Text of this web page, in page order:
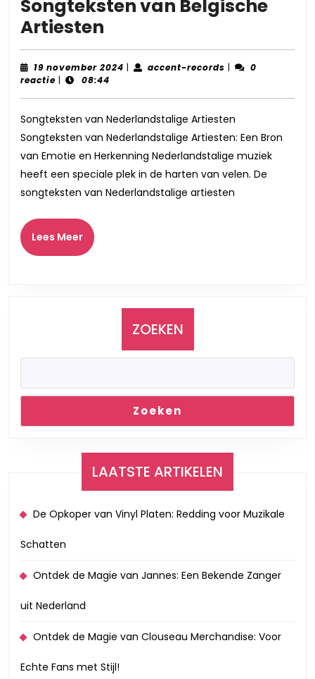
Songteksten van Belgische
Artiesten
de
Diepgang
van
Nederlandstalige
Songteksten
van
Belgische
Artiesten
19 november 2024 19| accent-records accent-
|
0
reactie | 08:44
Songteksten van Nederlandstalige Artiesten
Songteksten van Nederlandstalige Artiesten: Een Bron
van Emotie en Herkenning Nederlandstalige muziek
heeft een speciale plek in de harten van velen. De
songteksten van Nederlandstalige artiesten
Lees MeerLees
Meer
ZOEKEN
Zoeken
LAATSTE ARTIKELEN
De Opkoper van Vinyl Platen: Redding voor Muzikale
Schatten
Ontdek de Magie van Jannes: Een Bekende Zanger
uit Nederland
Ontdek de Magie van Clouseau Merchandise: Voor
Echte Fans met Stijl!